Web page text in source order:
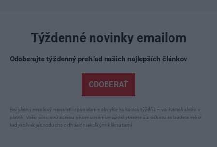
Týždenné novinky emailom
Odoberajte týždenný prehľad našich najlepších článkov
ODOBERAŤ
Bezplatný emailový newsletter posielame obvykle ku koncu týždňa – vo štvrtok alebo v
piatok. Vašu emailovú adresu nikomu inému neposkytneme a z odberu sa budete môcť
kedykoľvek jednoducho odhlásiť niekoľkými kliknutiami.